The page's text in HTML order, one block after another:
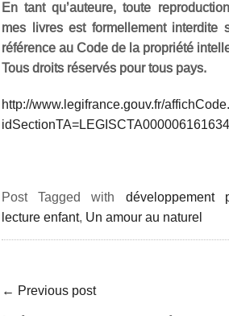
En tant qu’auteure, toute
mes livres est formellement interdite
référence au Code de la propriété
Tous droits réservés pour tous pays.
http://www.legifrance.gouv.fr/
Post Tagged with développement
lecture enfant, Un amour au naturel
← Previous post